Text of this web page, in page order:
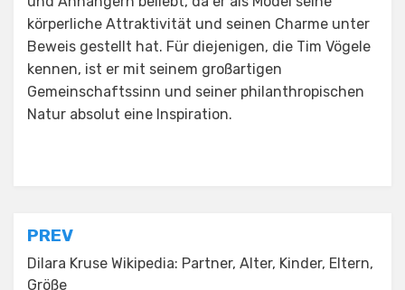
körperliche Attraktivität und seinen Charme unter
Beweis gestellt hat. Für diejenigen, die Tim Vögele
kennen, ist er mit seinem großartigen
Gemeinschaftssinn und seiner philanthropischen
Natur absolut eine Inspiration.
Post
navigation
PREV
Dilara Kruse Wikipedia: Partner, Alter, Kinder, Eltern,
Größe